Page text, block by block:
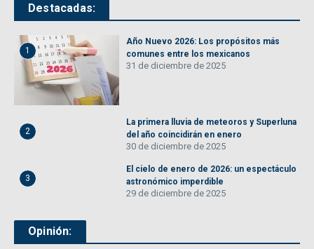
Destacadas:
1
Año Nuevo 2026: Los propósitos más
comunes entre los mexicanos
31 de diciembre de 2025
2
La primera lluvia de meteoros y Superluna
del año coincidirán en enero
30 de diciembre de 2025
3
El cielo de enero de 2026: un espectáculo
astronómico imperdible
29 de diciembre de 2025
Opinión: